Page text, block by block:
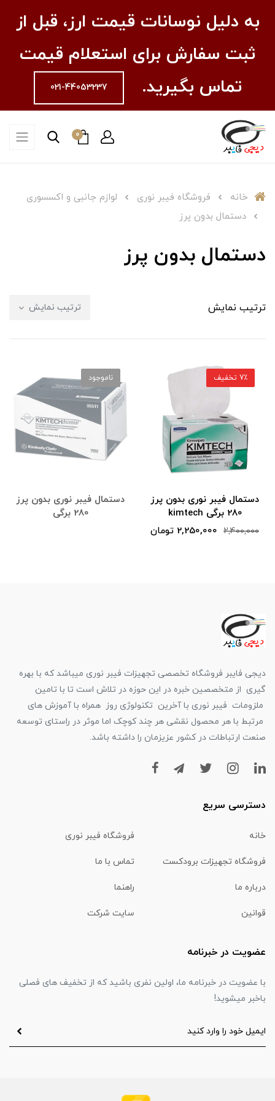
به دلیل نوسانات قیمت ارز، قبل از
ثبت سفارش برای استعلام قیمت
تماس بگیرید.
021-44053237
0
خانه فروشگاه فیبر نوری
لوازم جانبی و اکسسوری
دستمال بدون پرز
دستمال بدون پرز
ترتیب نمایش ترتیب نمایش
دستمال فیبر نوری بدون پرز
280 برگی kimtech
2,400,000 2,250,000 تومان
7٪ تخفیف
دستمال فیبر نوری بدون پرز
280 برگی
ناموجود
دیجی فایبر فروشگاه تخصصی تجهیزات فیبر نوری میباشد که با بهره
گیری از متخصصین خبره در این حوزه در تلاش است تا با تامین
ملزومات فیبر نوری با آخرین تکنولوژی روز همراه با آموزش های
مرتبط با هر محصول نقشی هر چند کوچک اما موثر در راستای توسعه
صنعت ارتباطات در کشور عزیزمان را داشته باشد.
دسترسی سریع
خانه فروشگاه فیبر نوری
فروشگاه تجهیزات برودکست تماس با ما
درباره ما راهنما
قوانین سایت شرکت
عضویت در خبرنامه
با عضویت در خبرنامه ما، اولین نفری باشید که از تخفیف های فصلی
باخبر میشوید!